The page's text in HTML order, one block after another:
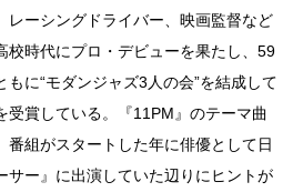
レーシングドライバー、映画監督など
校時代にプロ・デビューを果たし、59
に“モダンジャズ3人の会”を結成して
受賞している。『11PM』のテーマ曲
番組がスタートした年に俳優として日
サー』に出演していた辺りにヒントが